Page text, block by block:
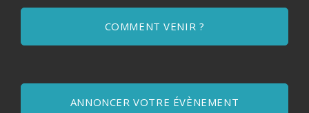
COMMENT VENIR ?
ANNONCER VOTRE ÉVÈNEMENT